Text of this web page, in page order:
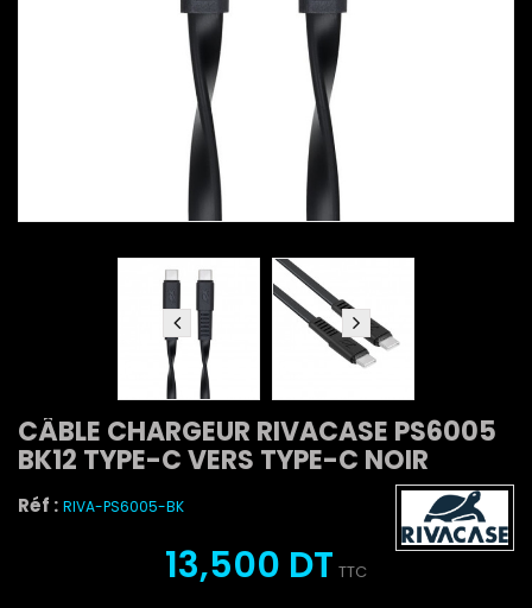
CÂBLE CHARGEUR RIVACASE PS6005
BK12 TYPE-C VERS TYPE-C NOIR
Réf : RIVA-PS6005-BK
13,500 DT TTC